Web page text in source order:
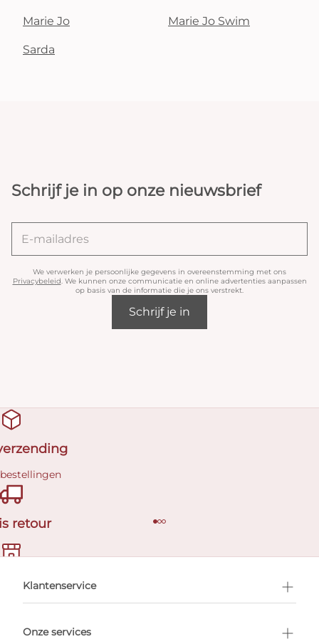
Marie Jo Marie Jo Swim
Sarda
Schrijf je in op onze nieuwsbrief
We verwerken je persoonlijke gegevens in overeenstemming met ons
Privacybeleid. We kunnen onze communicatie en online advertenties aanpassen
op basis van de informatie die je ons verstrekt.
Schrijf je in
retour
afspraak
Klantenservice
Onze services